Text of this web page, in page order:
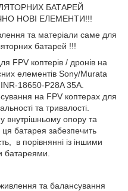
БАТАРЕЙ
НОВІ ЕЛЕМЕНТИ!!!
та матеріали саме для
батарей !!!
FPV коптерів / дронів на
елементів Sony/Murata
18650-P28A 35A.
на FPV коптерах для
та тривалості.
внутрішньому опору та
батарея забезпечить
в порівнянні із іншими
батареями.
та балансування